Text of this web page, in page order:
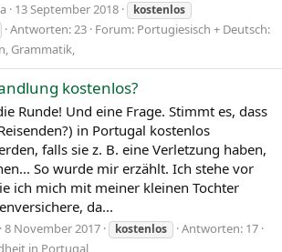
13 September 2018
kostenlos
Antworten: 23 Forum: Portugiesisch + Deutsch:
Grammatik,
kostenlos?
Runde! Und eine Frage. Stimmt es, dass
in Portugal kostenlos
falls sie z. B. eine Verletzung haben,
So wurde mir erzählt. Ich stehe vor
ich mich mit meiner kleinen Tochter
da...
8 November 2017 kostenlos
Antworten: 17
in Portugal